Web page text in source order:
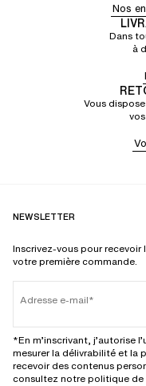
Nos
Dans
à
Vous
NEWSLETTER
Inscrivez-vous pour
votre première commande.
Adresse e-mail
*En m’inscrivant, j’autorise
mesurer la délivrabilité et la
recevoir des contenus
consultez notre politique